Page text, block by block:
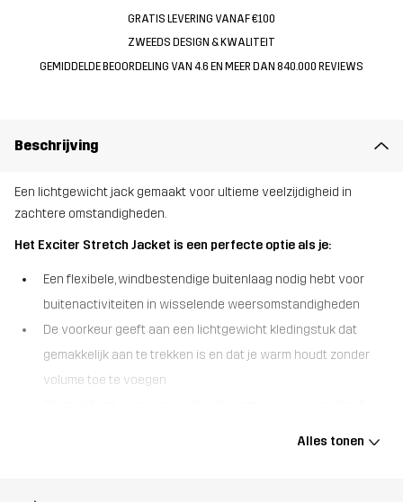
GRATIS LEVERING VANAF €100
ZWEEDS DESIGN & KWALITEIT
GEMIDDELDE BEOORDELING VAN 4.6 EN MEER DAN 840.000 REVIEWS
Beschrijving
Een lichtgewicht jack gemaakt voor ultieme veelzijdigheid in
zachtere omstandigheden.
Het Exciter Stretch Jacket is een perfecte optie als je:
Een flexibele, windbestendige buitenlaag nodig hebt voor
buitenactiviteiten in wisselende weersomstandigheden
De voorkeur geeft aan een lichtgewicht kledingstuk dat
gemakkelijk aan te trekken is en dat je warm houdt zonder
volume toe te voegen
Alles tonen